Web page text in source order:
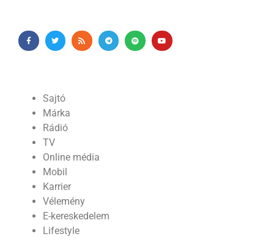
Sajtó
Márka
Rádió
TV
Online média
Mobil
Karrier
Vélemény
E-kereskedelem
Lifestyle